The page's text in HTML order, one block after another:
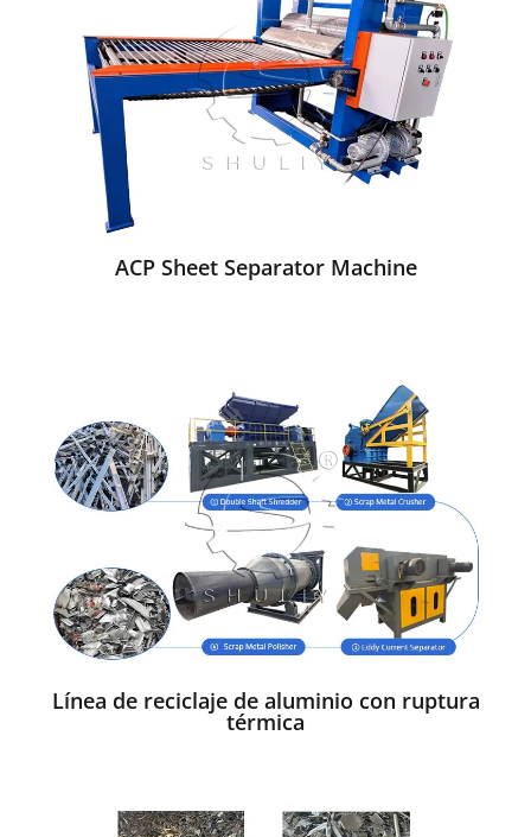
ACP Sheet Separator Machine
Línea de reciclaje de aluminio con ruptura
térmica